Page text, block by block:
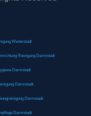
Weiterstadt
Reinigung Darmstadt
Darmstadt
Darmstadt
Darmstadt
Darmstadt